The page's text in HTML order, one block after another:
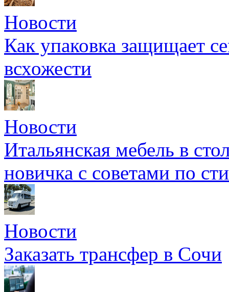
Новости
Как упаковка защищает
всхожести
Новости
Итальянская мебель в
новичка с советами по
Новости
Заказать трансфер в Сочи